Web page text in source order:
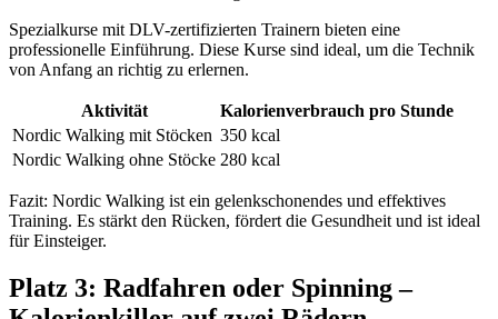
Spezialkurse mit DLV-zertifizierten Trainern bieten eine
professionelle Einführung. Diese Kurse sind ideal, um die Technik
von Anfang an richtig zu erlernen.
Aktivität
Kalorienverbrauch pro Stunde
Nordic Walking mit Stöcken 350 kcal
Nordic Walking ohne Stöcke 280 kcal
Fazit: Nordic Walking ist ein gelenkschonendes und effektives
Training. Es stärkt den Rücken, fördert die Gesundheit und ist ideal
für Einsteiger.
Platz 3: Radfahren oder Spinning –